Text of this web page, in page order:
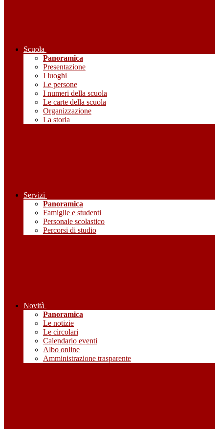
Scuola
Panoramica
Presentazione
I luoghi
Le persone
I numeri della scuola
Le carte della scuola
Organizzazione
La storia
Servizi
Panoramica
Famiglie e studenti
Personale scolastico
Percorsi di studio
Novità
Panoramica
Le notizie
Le circolari
Calendario eventi
Albo online
Amministrazione trasparente